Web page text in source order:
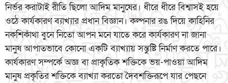
নির্ভর করাটাই রীতি ছিলো আদিম মানুষের। ধীরে ধীরে বিশ্বাসই হয়ে
ওঠে কার্যকারণ ব্যাখ্যার প্রধান বিজ্ঞান। কল্পনার রঙ দিয়ে কাহিনির
নকশিকাঁথা বুনে নিতো আপন মনে যাতে করে কার্যকারণ না জানা
মানুষ আপাতভাবে কোনো একটি ব্যাখ্যায় সন্তুষ্টি নির্মাণ করতে পারে।
কার্যকারণ সম্পর্কে অজ্ঞ বা প্রাকৃতিক শক্তিকে ভয়-পাওয়া আদিম
মানুষ প্রকৃতির শক্তিকে ব্যাখ্যা করতো দৈবশক্তিরূপে যার পেছনে